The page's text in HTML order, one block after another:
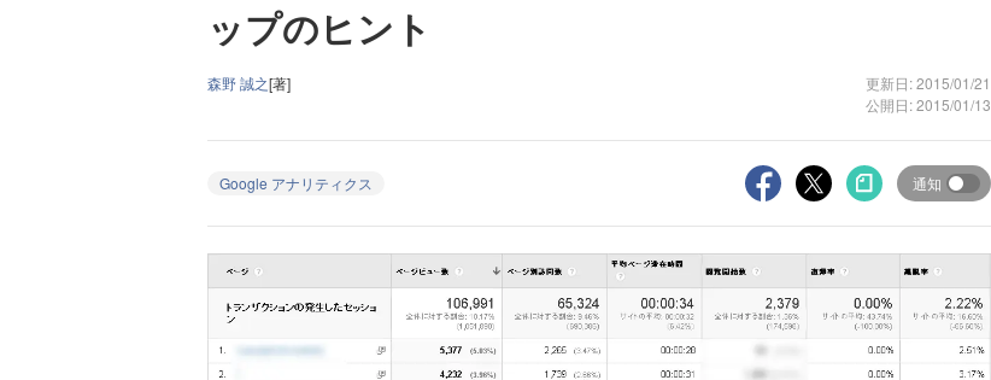
ップのヒント
森野 誠之[著]
更新日: 2015/01/21
公開日: 2015/01/13
Google アナリティクス 通知